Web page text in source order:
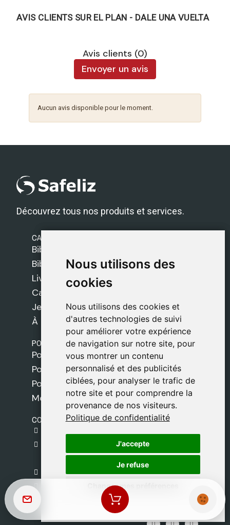
Nous utilisons des
cookies
Nous utilisons des cookies et
d'autres technologies de suivi
pour améliorer votre expérience
de navigation sur notre site, pour
vous montrer un contenu
personnalisé et des publicités
ciblées, pour analyser le trafic de
notre site et pour comprendre la
provenance de nos visiteurs.
Politique de confidentialité
J'accepte
Je refuse
Changer mes préférences
Nous utilisons des
cookies
Nous utilisons des cookies et
d'autres technologies de suivi
pour améliorer votre expérience
de navigation sur notre site, pour
vous montrer un contenu
personnalisé et des publicités
ciblées, pour analyser le trafic de
notre site et pour comprendre la
provenance de nos visiteurs.
Politique de confidentialité
J'accepte
Je refuse
Changer mes préférences
AVIS CLIENTS SUR EL PLAN - DALE UNA VUELTA
Avis clients (0)
Envoyer un avis
Aucun avis disponible pour le moment.
Découvrez tous nos produits et services.
CATÉGORIES
Bibles Safeliz
Bibles
Livres
Cadeaux
Jeux
À propos de nous
POLITIQUES
Politique de livraison
Politique de cookies
Politique de confidentialité
Mentions légales
CONTACT
C. del Pradillo, 6, 28770 Colmenar Viejo,
Madrid
+34 918 459 877